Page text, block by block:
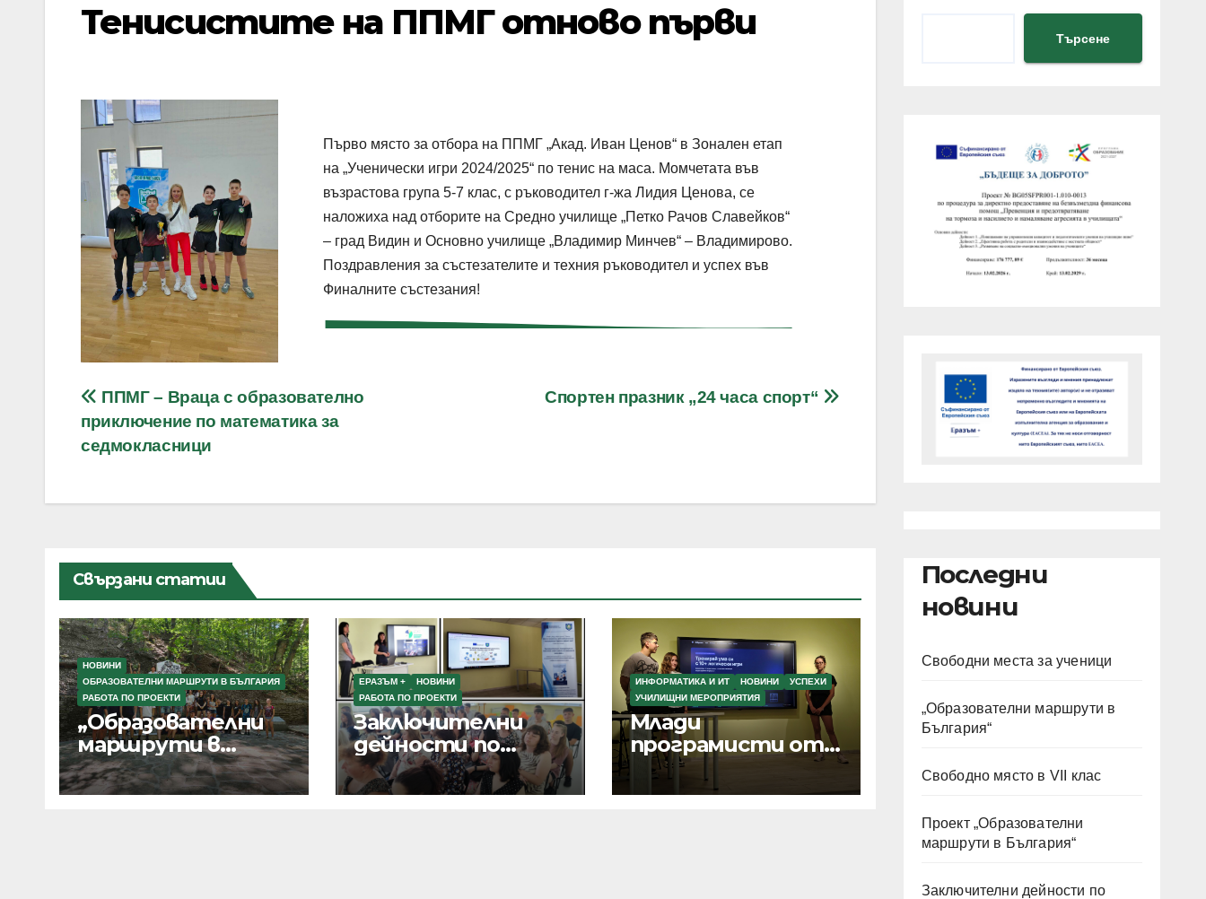
Тенисистите на ППМГ отново първи
Първо място за отбора на ППМГ „Акад. Иван Ценов“ в Зонален етап
на „Ученически игри 2024/2025“ по тенис на маса. Момчетата във
възрастова група 5-7 клас, с ръководител г-жа Лидия Ценова, се
наложиха над отборите на Средно училище „Петко Рачов Славейков“
– град Видин и Основно училище „Владимир Минчев“ – Владимирово.
Поздравления за състезателите и техния ръководител и успех във
Финалните състезания!
Навигация Спортен празник „24 часа спорт“
ППМГ – Враца с образователно
приключение по математика за
седмокласници
Свързани статии
НОВИНИ
ОБРАЗОВАТЕЛНИ МАРШРУТИ В БЪЛГАРИЯ
РАБОТА ПО ПРОЕКТИ
„Образователни
маршрути в
България“
ЕРАЗЪМ +
НОВИНИ
РАБОТА ПО ПРОЕКТИ
Заключителни
дейности по
разпространение
на резултатите
ИНФОРМАТИКА И ИТ НОВИНИ
УСПЕХИ
УЧИЛИЩНИ МЕРОПРИЯТИЯ
Млади
програмисти от
ППМГ – Враца
създадоха
Търсене
Последни
новини
Свободни места за ученици
„Образователни маршрути в
България“
Свободно място в VII клас
Проект „Образователни
маршрути в България“
Заключителни дейности по